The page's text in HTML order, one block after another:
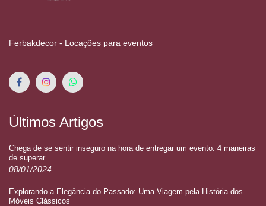
Ferbakdecor - Locações para eventos
Últimos Artigos
Chega de se sentir inseguro na hora de entregar um evento: 4 maneiras
de superar
08/01/2024
Explorando a Elegância do Passado: Uma Viagem pela História dos
Móveis Clássicos